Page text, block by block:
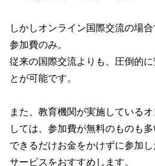
しかしオンライン国際交流の場
参加費のみ。
従来の国際交流よりも、圧倒的
とが可能です。
また、教育機関が実施している
しては、参加費が無料のものも多
できるだけお金をかけずに参加
サービスをおすすめします。